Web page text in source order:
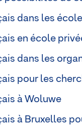
dans les
en école
dans les
pour les
à Woluwe
à Bruxelles